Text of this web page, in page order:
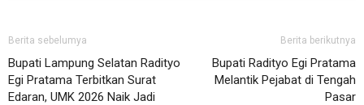
Berita sebelumya
Bupati Lampung Selatan Radityo
Egi Pratama Terbitkan Surat
Edaran, UMK 2026 Naik Jadi
Berita berikutnya
Bupati Radityo Egi Pratama
Melantik Pejabat di Tengah
Pasar